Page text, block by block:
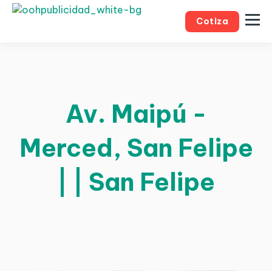
Cotiza
Av. Maipú -
Merced, San Felipe
| | San Felipe